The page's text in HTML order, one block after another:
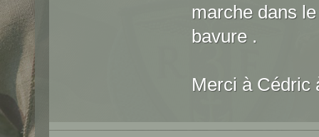
marche dans
bavure .
Merci à Cédric